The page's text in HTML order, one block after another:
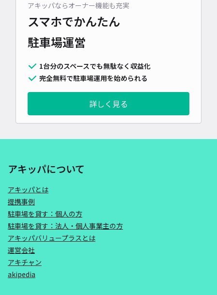
アキッパならオーナー機能も充実
スマホでかんたん
駐車場運営
1台分のスペースでも無駄なく収益化
完全無料で駐車場運用を始められる
詳しく見る
アキッパについて
アキッパとは
提携事例
駐車場を貸す：個人の方
駐車場を貸す：法人・個人事業主の方
アキッパバリュープラスとは
運営会社
アキチャン
akipedia